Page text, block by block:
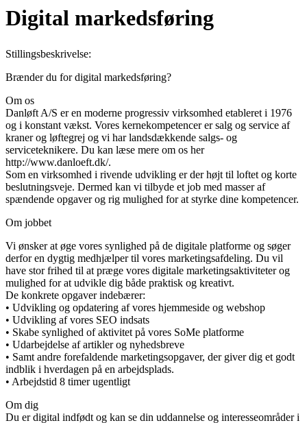
Digital markedsføring
Stillingsbeskrivelse:
Brænder du for digital markedsføring?
Om os
Danløft A/S er en moderne progressiv virksomhed etableret i 1976
og i konstant vækst. Vores kernekompetencer er salg og service af
kraner og løftegrej og vi har landsdækkende salgs- og
serviceteknikere. Du kan læse mere om os her
http://www.danloeft.dk/.
Som en virksomhed i rivende udvikling er der højt til loftet og korte
beslutningsveje. Dermed kan vi tilbyde et job med masser af
spændende opgaver og rig mulighed for at styrke dine kompetencer.
Om jobbet
Vi ønsker at øge vores synlighed på de digitale platforme og søger
derfor en dygtig medhjælper til vores marketingsafdeling. Du vil
have stor frihed til at præge vores digitale marketingsaktiviteter og
mulighed for at udvikle dig både praktisk og kreativt.
De konkrete opgaver indebærer:
• Udvikling og opdatering af vores hjemmeside og webshop
• Udvikling af vores SEO indsats
• Skabe synlighed of aktivitet på vores SoMe platforme
• Udarbejdelse af artikler og nyhedsbreve
• Samt andre forefaldende marketingsopgaver, der giver dig et godt
indblik i hverdagen på en arbejdsplads.
• Arbejdstid 8 timer ugentligt
Om dig
Du er digital indfødt og kan se din uddannelse og interesseområder i